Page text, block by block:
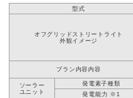
型式
オフグリッドストリートライト
外観イメージ
プラン内容内容
ソーラー
ユニット
発電素子種類
発電能力 ※1